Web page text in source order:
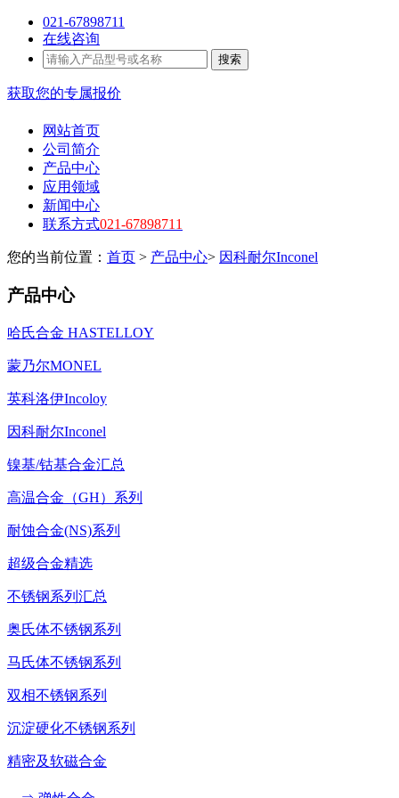
021-67898711
在线咨询
搜索
获取您的专属报价
网站首页
公司简介
产品中心
应用领域
新闻中心
联系方式021-67898711
您的当前位置： 首页 > 产品中心> 因科耐尔Inconel
产品中心
哈氏合金 HASTELLOY
蒙乃尔MONEL
英科洛伊Incoloy
因科耐尔Inconel
镍基/钴基合金汇总
高温合金（GH）系列
耐蚀合金(NS)系列
超级合金精选
不锈钢系列汇总
奥氏体不锈钢系列
马氏体不锈钢系列
双相不锈钢系列
沉淀硬化不锈钢系列
精密及软磁合金